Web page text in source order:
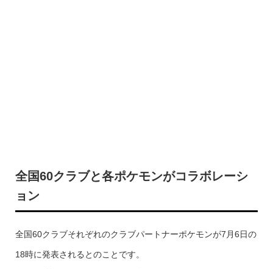
全国60クラブと各ポケモンがコラボレーシ
ョン
全国60クラブそれぞれのクラブパートナーポケモンが7月6日の
18時に発表されるとのことです。